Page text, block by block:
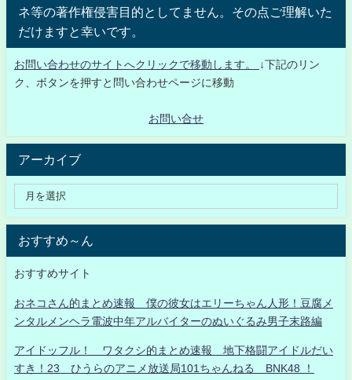
ネ等の著作権侵害目的としてません。その点ご理解いた
だけますと幸いです。
お問い合わせのサイトへクリックで移動します。
↓下記のリン
ク、ボタンを押すと問い合わせページに移動
お問い合せ
アーカイブ
おすすめ～ん
おすすめサイト
おネコさん的まとめ速報 僕の彼女はエリーちゃん人形！豆腐メ
ンタルメンヘラ電波中年アルバイターのぬいぐるみ男子末路編
アイドッフル！ ワタクシ的まとめ速報 地下格闘アイドルだい
すき！23 ひうらのアニメ放送局101ちゃんねる BNK48 ！